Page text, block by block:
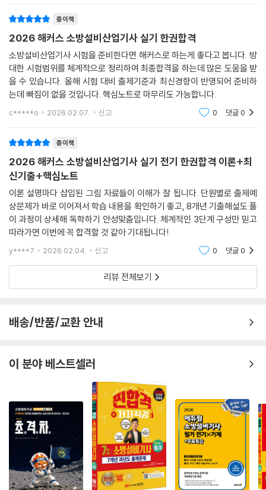
Hackers.com)]
2. 소방설비산업기사 무료특강
3. 2개년 추가 기출문제(2019~2018년)
종이책
2026 해커스 소방설비산업기사 실기 한권합격
소방설비산업기사 시험을 준비한다면 해커스로 하는게 좋다고 봅니다. 방
대한 시험범위를 체계적으로 정리하여 최종합격을 하는데 많은 도움을 받
을 수 있습니다. 올해 시험 대비 출제기준과 최신경향이 반영되어 준비하
는데 빠짐이 없을 것입니다. 핵심노트로 마무리도 가능합니다.
c*****o 2026.02.07. 신고 0 댓글0
종이책
2026 해커스 소방설비산업기사 실기 전기 한권합격 이론+최
신기출+핵심노트
이론 설명마다 삽입된 그림 자료들이 이해가 잘 됩니다. 단원별로 출제예
상문제가 바로 이어져서 학습 내용을 확인하기 좋고, 8개년 기출해설도 풀
이 과정이 상세해 독학하기 안성맞춤입니다. 체계적인 3단계 구성만 믿고
따라가면 이번에 꼭 합격할 것 같아 기대됩니다!
y****7 2026.02.04. 신고 0 댓글0
리뷰 전체보기
배송/반품/교환 안내
이 분야 베스트셀러